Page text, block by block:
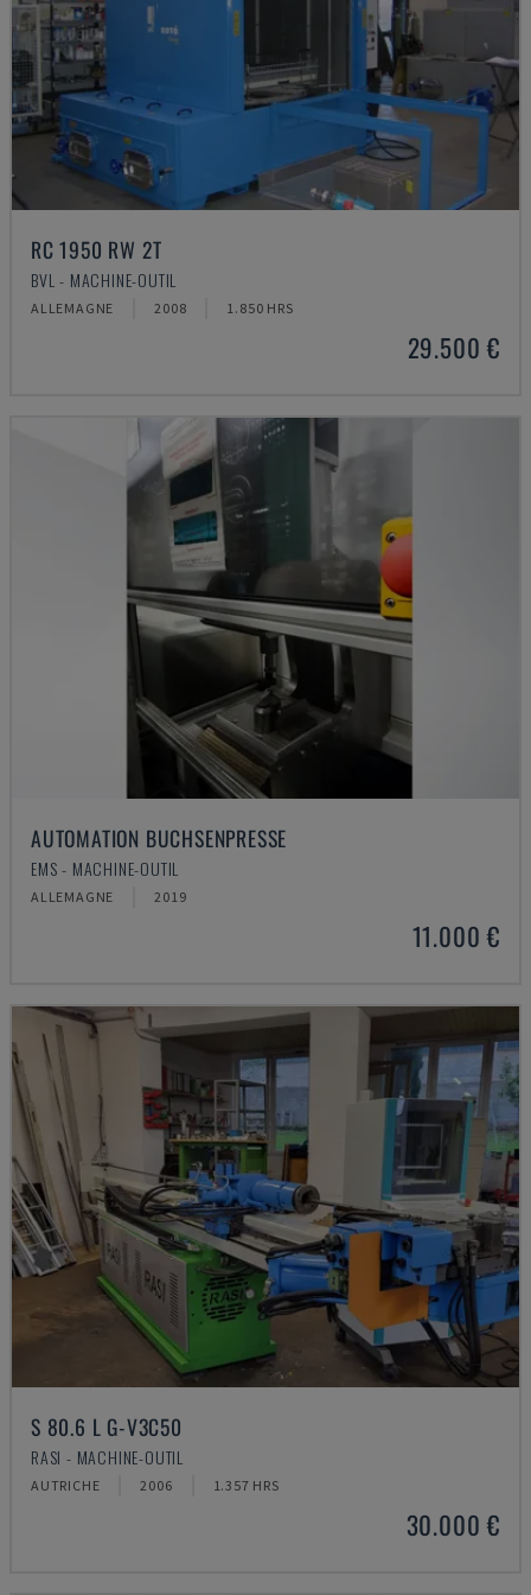
RC 1950 RW 2T
BVL - MACHINE-OUTIL
ALLEMAGNE 2008 1.850 HRS
29.500 €
AUTOMATION BUCHSENPRESSE
EMS - MACHINE-OUTIL
ALLEMAGNE 2019
11.000 €
S 80.6 L G-V3C50
RASI - MACHINE-OUTIL
AUTRICHE 2006 1.357 HRS
30.000 €